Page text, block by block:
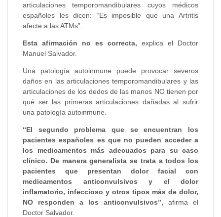
articulaciones temporomandibulares cuyos médicos
españoles les dicen: “Es imposible que una Artritis
afecte a las ATMs”.
Esta afirmación no es correcta, explica el Doctor
Manuel Salvador.
Una patología autoinmune puede provocar severos
daños en las articulaciones temporomandibulares y las
articulaciones de los dedos de las manos NO tienen por
qué ser las primeras articulaciones dañadas al sufrir
una patología autoinmune.
“El segundo problema que se encuentran los
pacientes españoles es que no pueden acceder a
los medicamentos más adecuados para su caso
clínico. De manera generalista se trata a todos los
pacientes que presentan dolor facial con
medicamentos anticonvulsivos y el dolor
inflamatorio, infeccioso y otros tipos más de dolor,
NO responden a los anticonvulsivos”, afirma el
Doctor Salvador.